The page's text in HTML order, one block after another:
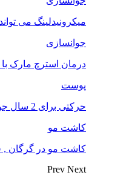
میکرونیدلینگ می
جوانسازی
درمان استرچ مارک
پوست
حرکتی برای 2 سال جوان تر شدن صورت , یوگای صورت
کاشت مو
کاشت مو در گرگان ,
Prev Next